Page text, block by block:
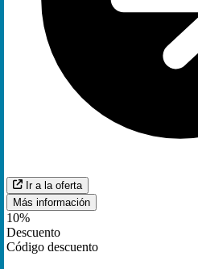
Ir a la oferta
Más información
10%
Descuento
Código descuento